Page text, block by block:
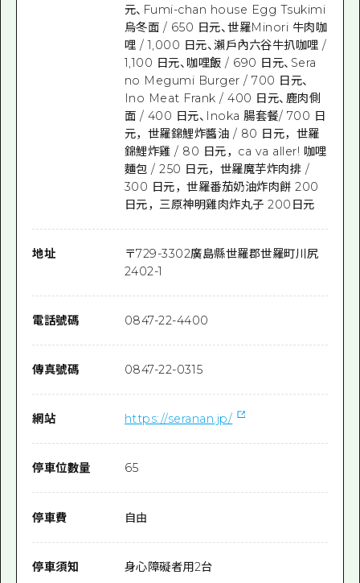
元、Fumi-chan house Egg Tsukimi
烏冬面 / 650 日元、世羅Minori 牛肉咖
哩 / 1,000 日元、瀨戶內六谷牛扒咖哩 /
1,100 日元、咖哩飯 / 690 日元、Sera
no Megumi Burger / 700 日元、
Ino Meat Frank / 400 日元、鹿肉側
面 / 400 日元、Inoka 腸套餐/ 700 日
元，世羅錦鯉炸醬油 / 80 日元，世羅
錦鯉炸雞 / 80 日元，ca va aller! 咖哩
麵包 / 250 日元，世羅魔芋炸肉排 /
300 日元，世羅番茄奶油炸肉餅 200
日元，三原神明雞肉炸丸子 200日元
地址 〒729-3302廣島縣世羅郡世羅町川尻
2402-1
電話號碼 0847-22-4400
傳真號碼 0847-22-0315
網站 https://seranan.jp/
停車位數量 65
停車費 自由
停車須知 身心障礙者用2台